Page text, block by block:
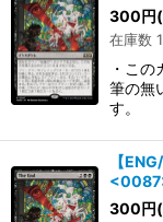
300円
在庫数
・こ
筆の無
す。
【
300円